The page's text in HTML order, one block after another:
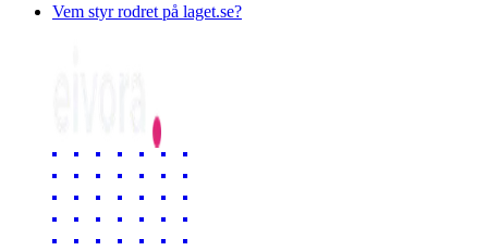
Vem styr rodret på laget.se?